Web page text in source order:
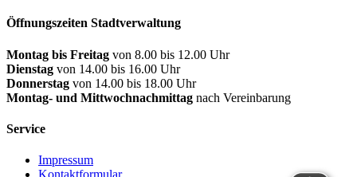
Öffnungszeiten Stadtverwaltung
Montag bis Freitag von 8.00 bis 12.00 Uhr
Dienstag von 14.00 bis 16.00 Uhr
Donnerstag von 14.00 bis 18.00 Uhr
Montag- und Mittwochnachmittag nach Vereinbarung
Service
Impressum